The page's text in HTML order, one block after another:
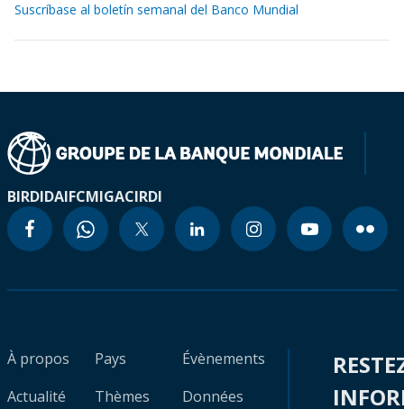
Suscríbase al boletín semanal del Banco Mundial
BIRDIDAIFCMIGACIRDI
À propos
Actualité
Pays
Thèmes
Évènements
Données